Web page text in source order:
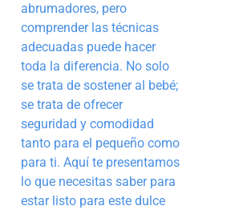
abrumadores, pero
comprender las técnicas
adecuadas puede hacer
toda la diferencia. No solo
se trata de sostener al bebé;
se trata de ofrecer
seguridad y comodidad
tanto para el pequeño como
para ti. Aquí te presentamos
lo que necesitas saber para
estar listo para este dulce